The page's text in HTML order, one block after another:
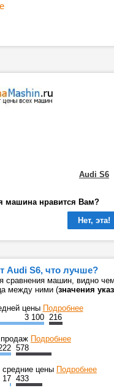
Audi S6
машина нравится Вам?
Нет, эта!
Audi S6, что лучше?
сравнения машин, видно
между ними (значения
цены Подробнее
3 100 216
продаж Подробнее
578
средние цены Подробнее
17 433